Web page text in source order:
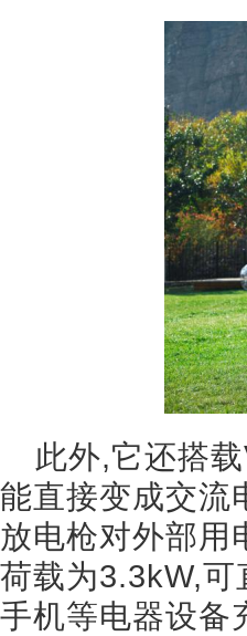
此外,它还搭
能直接变成交流
放电枪对外部用
荷载为3.3kW,
手机等电器设备